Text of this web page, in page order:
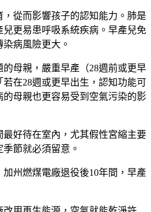
從而影響孩子的認知能力。肺是
更易患呼吸系統疾病。早產兒免
病風險更大。
母親，嚴重早產（28週前或更早
在28週或更早出生，認知功能可
母親也更容易受到空氣污染的影
好待在室內，尤其假性宮縮主要
節就必須留意。
州燃煤電廠退役後10年間，早產